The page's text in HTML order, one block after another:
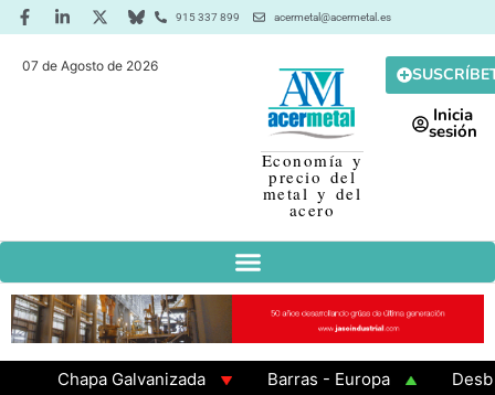
915 337 899 acermetal@acermetal.es
07 de Agosto de 2026
Economía y
precio del
metal y del
acero
Inicia
sesión
Chapa Galvanizada Barras - Europa